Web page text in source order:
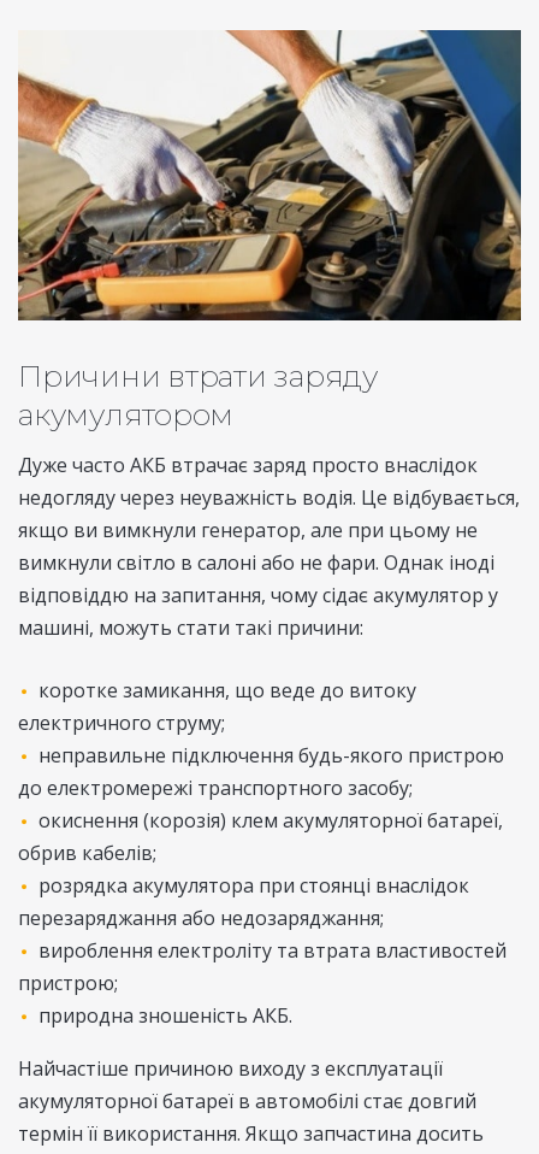
Причини втрати заряду
акумулятором
Дуже часто АКБ втрачає заряд просто внаслідок
недогляду через неуважність водія. Це відбувається,
якщо ви вимкнули генератор, але при цьому не
вимкнули світло в салоні або не фари. Однак іноді
відповіддю на запитання, чому сідає акумулятор у
машині, можуть стати такі причини:
коротке замикання, що веде до витоку
електричного струму;
неправильне підключення будь-якого пристрою
до електромережі транспортного засобу;
окиснення (корозія) клем акумуляторної батареї,
обрив кабелів;
розрядка акумулятора при стоянці внаслідок
перезаряджання або недозаряджання;
вироблення електроліту та втрата властивостей
пристрою;
природна зношеність АКБ.
Найчастіше причиною виходу з експлуатації
акумуляторної батареї в автомобілі стає довгий
термін її використання. Якщо запчастина досить